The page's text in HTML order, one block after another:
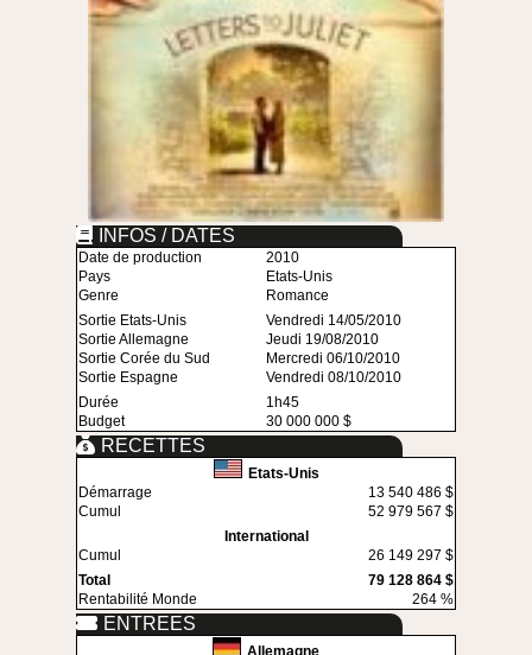
INFOS / DATES
Date de production
2010
Pays
Etats-Unis
Genre
Romance
Sortie Etats-Unis
Vendredi 14/05/2010
Sortie Allemagne
Jeudi 19/08/2010
Sortie Corée du Sud
Mercredi 06/10/2010
Sortie Espagne
Vendredi 08/10/2010
Durée
1h45
Budget
30 000 000 $
RECETTES
Etats-Unis
Démarrage
13 540 486 $
Cumul
52 979 567 $
International
Cumul
26 149 297 $
Total
79 128 864 $
Rentabilité Monde
264 %
ENTREES
Allemagne